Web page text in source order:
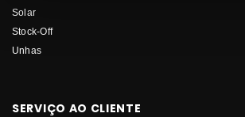
Solar
Stock-Off
Unhas
SERVIÇO AO CLIENTE